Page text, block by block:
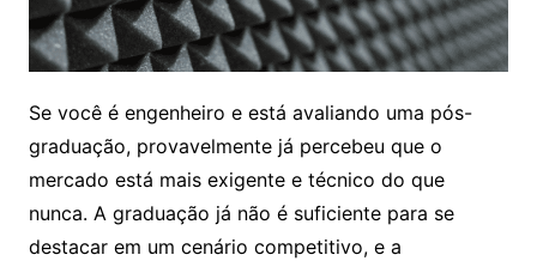
Se você é engenheiro e está avaliando uma pós-
graduação, provavelmente já percebeu que o
mercado está mais exigente e técnico do que
nunca. A graduação já não é suficiente para se
destacar em um cenário competitivo, e a